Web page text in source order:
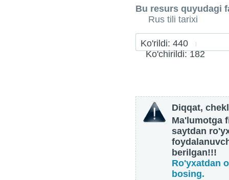
Bu resurs quyudagi
Rus tili tarixi
Ko'rildi: 440
Ko'chirildi: 182
Diqqat,
Ma'lumotga
saytdan
berilgan!!!
Ro'yxatdan
bosing.